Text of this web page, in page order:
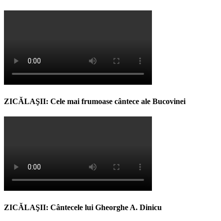
ZICĂLAŞII: Cele mai frumoase cântece ale Bucovinei
ZICĂLAŞII: Cântecele lui Gheorghe A. Dinicu